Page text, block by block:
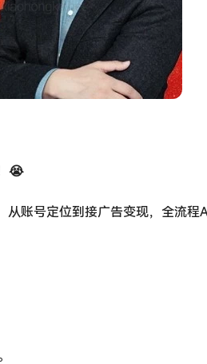
😭
从账号定位到接广告变现，全流程